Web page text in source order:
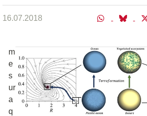
16.07.2018
m
e
s
ur
a
q